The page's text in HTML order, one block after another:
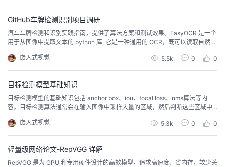
化。
GitHub车牌检测识别项目调研
汽车车牌检测和识别实践指南，提供了算法方案和测试效果。EasyOCR 是一个
用于从图像中提取文本的 python 库, 它是一种通用的 OCR，既可以读取自然场
嵌入式视觉
5.5k 0 0
目标检测模型基础知识
目标检测模型的基础知识包括 anchor box、iou、focal loss、nms算法等内
容。⽬标检测算法通常会在输⼊图像中采样⼤量的区域，然后判断这些区域中
嵌入式视觉
5.3k 0 0
轻量级网络论文-RepVGG 详解
RepVGG 是为 GPU 和专用硬件设计的高效模型，追求高速度、省内存，较少关